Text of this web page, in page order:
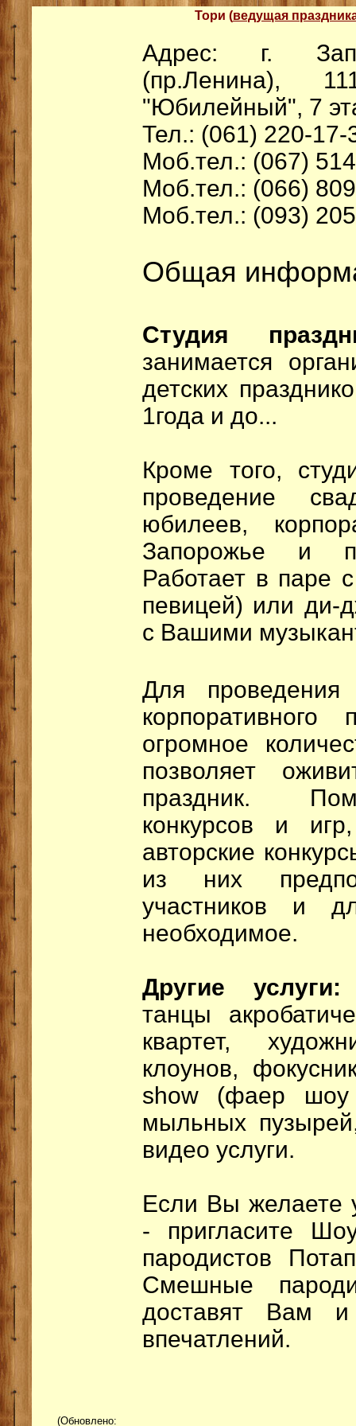
Тори (ведущая
Адрес: г.
(пр.Ленина),
"Юбилейный", 7
Тел.: (061) 220-17-
Моб.тел.: (067)
Моб.тел.: (066)
Моб.тел.: (093)
Общая
Студия
занимается
детских
1года и до...
Кроме того,
проведение
юбилеев,
Запорожье и
Работает в паре
певицей) или ди-
с Вашими
Для
корпоративного
огромное
позволяет
праздник.
конкурсов и
авторские
из них
участников и
необходимое.
Другие
танцы
квартет,
клоунов,
show (фаер
мыльных
видео услуги.
Если Вы желаете
- пригласите
пародистов
Смешные
доставят Вам
впечатлений.
(Обновлено: